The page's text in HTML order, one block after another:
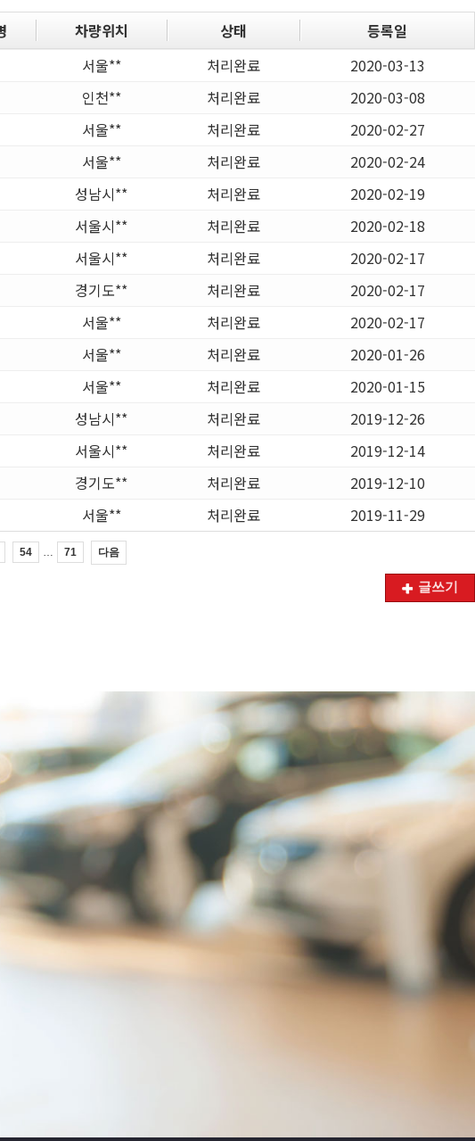
차량위치 상태
등록일
서울** 처리완료
2020-03-13
인천** 처리완료
2020-03-08
서울** 처리완료
2020-02-27
서울** 처리완료
2020-02-24
성남시** 처리완료
2020-02-19
서울시** 처리완료
2020-02-18
서울시** 처리완료
2020-02-17
경기도** 처리완료
2020-02-17
서울** 처리완료
2020-02-17
서울** 처리완료
2020-01-26
서울** 처리완료
2020-01-15
성남시** 처리완료
2019-12-26
서울시** 처리완료
2019-12-14
경기도** 처리완료
2019-12-10
서울** 처리완료 2019-11-29
54 71 다음
글쓰기